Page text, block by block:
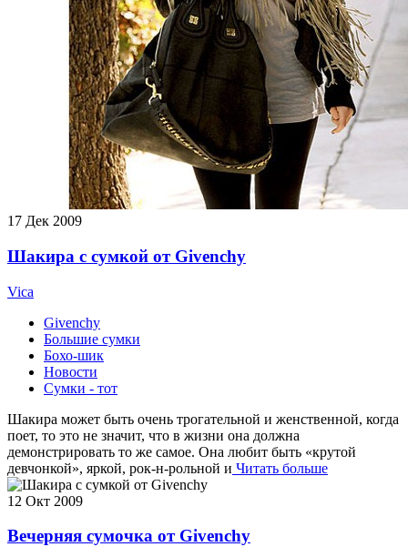
17 Дек 2009
Шакира с сумкой от Givenchy
Vica
Givenchy
Большие сумки
Бохо-шик
Новости
Сумки - тот
Шакира может быть очень трогательной и женственной, когда
поет, то это не значит, что в жизни она должна
демонстрировать то же самое. Она любит быть «крутой
девчонкой», яркой, рок-н-рольной и Читать больше
12 Окт 2009
Вечерняя сумочка от Givenchy